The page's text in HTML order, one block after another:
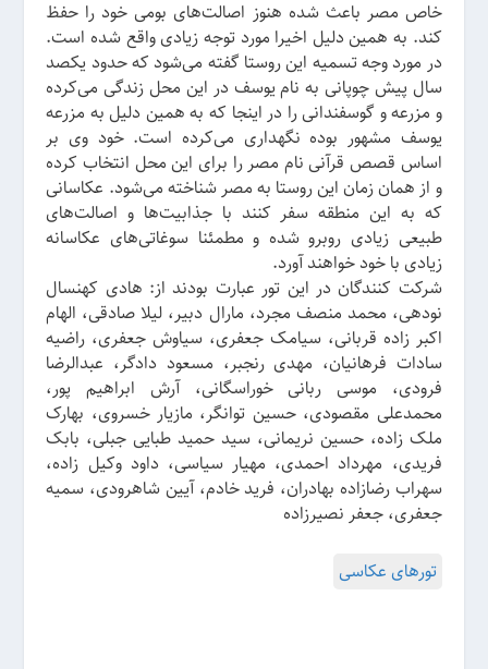
خاص مصر باعث شده هنوز اصالت‌های بومی خود را حفظ
کند. به همین دلیل اخیرا مورد توجه زیادی واقع شده است.
در مورد وجه تسمیه این روستا گفته می‌شود که حدود یکصد
سال پیش چوپانی به نام یوسف در این محل زندگی می‌کرده
و مزرعه و گوسفندانی را در اینجا که به همین دلیل به مزرعه
یوسف مشهور بوده نگهداری می‌کرده است. خود وی بر
اساس قصص قرآنی نام مصر را برای این محل انتخاب کرده
و از همان زمان این روستا به مصر شناخته می‌شود. عکاسانی
که به این منطقه سفر کنند با جذابیت‌ها و اصالت‌های
طبیعی زیادی روبرو شده و مطمئنا سوغاتی‌های عکاسانه
زیادی با خود خواهند آورد.
شرکت کنندگان در این تور عبارت بودند از: هادی کهنسال
نودهی، محمد منصف مجرد، مارال دبیر، لیلا صادقی، الهام
اکبر زاده قربانی، سیامک جعفری، سیاوش جعفری، راضیه
سادات فرهانیان، مهدی رنجبر، مسعود دادگر، عبدالرضا
فرودی، موسی ربانی خوراسگانی، آرش ابراهیم پور،
محمدعلی مقصودی، حسین توانگر، مازیار خسروی، بهارک
ملک زاده، حسین نریمانی، سید حمید طبایی جبلی، بابک
فریدی، مهرداد احمدی، مهیار سیاسی، داود وکیل زاده،
سهراب رضازاده بهادران، فرید خادم، آیین شاهرودی، سمیه
جعفری، جعفر نصیرزاده
تورهای عکاسی